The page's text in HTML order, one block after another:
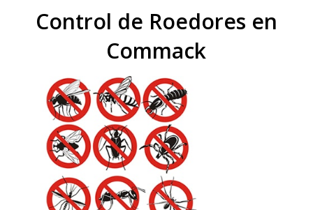
Control de Roedores en
Commack